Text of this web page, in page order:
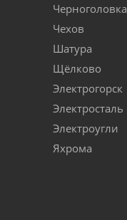
Черноголовка
Чехов
Шатура
Щёлково
Электрогорск
Электросталь
Электроугли
Яхрома